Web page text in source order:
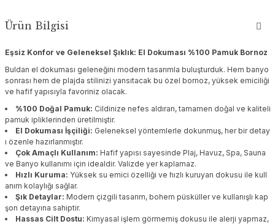
Ürün Bilgisi
Eşsiz Konfor ve Geleneksel Şıklık: El Dokuması %100 Pamuk Bornoz
Buldan el dokuması geleneğini modern tasarımla buluşturduk. Hem banyo
sonrası hem de plajda stilinizi yansıtacak bu özel bornoz, yüksek emiciliği
ve hafif yapısıyla favoriniz olacak.
%100 Doğal Pamuk: Cildinize nefes aldıran, tamamen doğal ve kaliteli
pamuk ipliklerinden üretilmiştir.
El Dokuması İşçiliği: Geleneksel yöntemlerle dokunmuş, her bir detay
ı özenle hazırlanmıştır.
Çok Amaçlı Kullanım: Hafif yapısı sayesinde Plaj, Havuz, Spa, Sauna
ve Banyo kullanımı için idealdir. Valizde yer kaplamaz.
Hızlı Kuruma: Yüksek su emici özelliği ve hızlı kuruyan dokusu ile kull
anım kolaylığı sağlar.
Şık Detaylar: Modern çizgili tasarım, bohem püsküller ve kullanışlı kap
şon detayına sahiptir.
Hassas Cilt Dostu: Kimyasal işlem görmemiş dokusu ile alerji yapmaz,